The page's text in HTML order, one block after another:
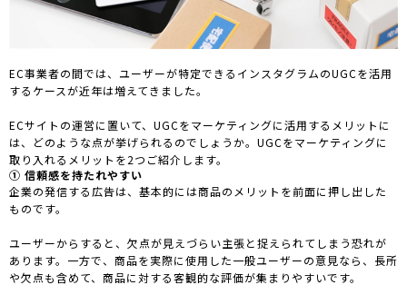
EC事業者の間では、ユーザーが特定できるインスタグラムのUGCを活用
するケースが近年は増えてきました。
ECサイトの運営に置いて、UGCをマーケティングに活用するメリットに
は、どのような点が挙げられるのでしょうか。UGCをマーケティングに
取り入れるメリットを2つご紹介します。
① 信頼感を持たれやすい
企業の発信する広告は、基本的には商品のメリットを前面に押し出した
ものです。
ユーザーからすると、欠点が見えづらい主張と捉えられてしまう恐れが
あります。一方で、商品を実際に使用した一般ユーザーの意見なら、長所
や欠点も含めて、商品に対する客観的な評価が集まりやすいです。